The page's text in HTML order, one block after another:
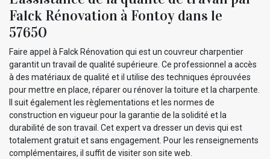
Falck Rénovation à Fontoy dans le
57650
Faire appel à Falck Rénovation qui est un couvreur charpentier
garantit un travail de qualité supérieure. Ce professionnel a accès
à des matériaux de qualité et il utilise des techniques éprouvées
pour mettre en place, réparer ou rénover la toiture et la charpente.
Il suit également les règlementations et les normes de
construction en vigueur pour la garantie de la solidité et la
durabilité de son travail. Cet expert va dresser un devis qui est
totalement gratuit et sans engagement. Pour les renseignements
complémentaires, il suffit de visiter son site web.